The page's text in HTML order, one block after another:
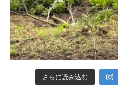
さらに読み込む